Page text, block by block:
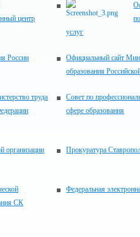
центр
услуг
России
Официальный сайт
образования
труда
Совет по
сфере образования
организации
Прокуратура
СК
Федеральная